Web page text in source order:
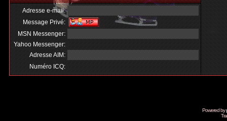
Adresse e-mail:
Message Privé:
MSN Messenger:
Yahoo Messenger:
Adresse AIM:
Numéro ICQ:
Powered by